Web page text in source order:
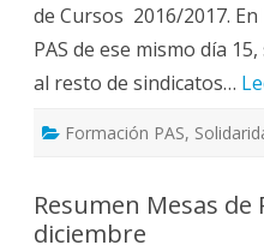
de Cursos 2016/2017.
PAS de ese mismo día
al resto de sindicatos…
Formación PAS,
Resumen Mesas de
diciembre